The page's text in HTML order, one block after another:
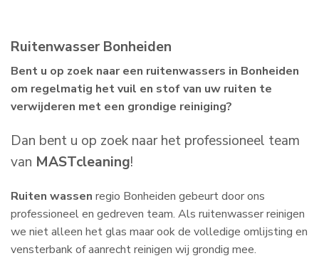
Ruitenwasser Bonheiden
Bent u op zoek naar een ruitenwassers in Bonheiden
om regelmatig het vuil en stof van uw ruiten te
verwijderen met een grondige reiniging?
Dan bent u op zoek naar het professioneel team
van MASTcleaning!
Ruiten wassen regio Bonheiden gebeurt door ons
professioneel en gedreven team. Als ruitenwasser reinigen
we niet alleen het glas maar ook de volledige omlijsting en
vensterbank of aanrecht reinigen wij grondig mee.